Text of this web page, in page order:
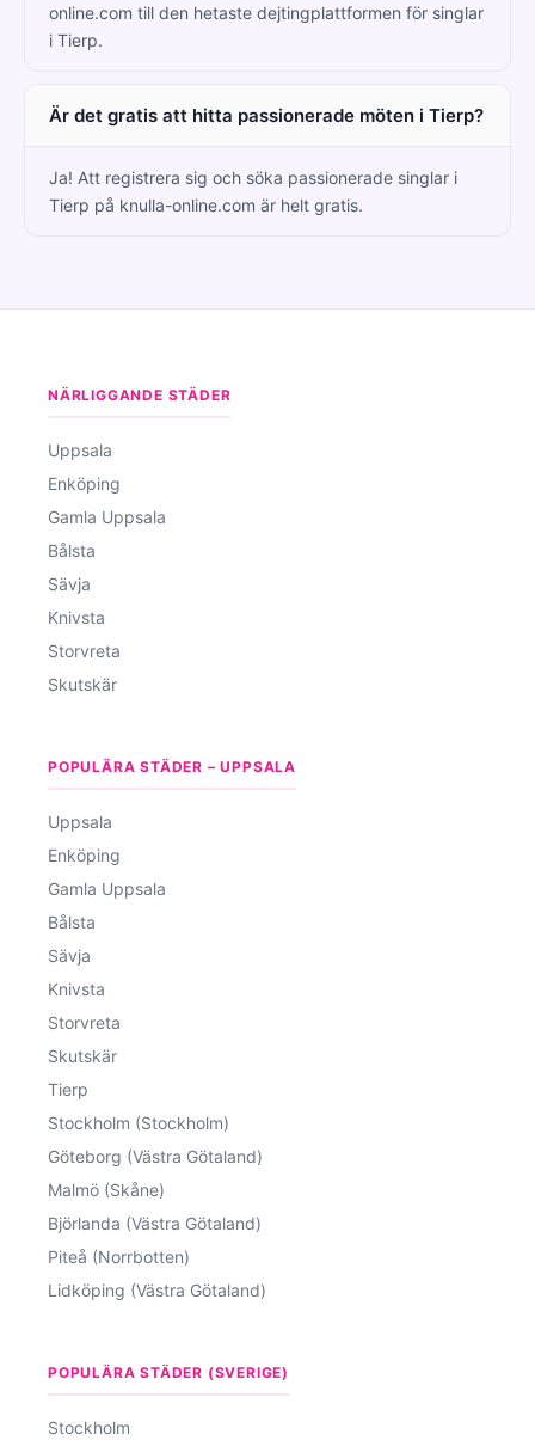
online.com till den hetaste dejtingplattformen för singlar
i Tierp.
Är det gratis att hitta passionerade möten i Tierp?
Ja! Att registrera sig och söka passionerade singlar i
Tierp på knulla-online.com är helt gratis.
NÄRLIGGANDE STÄDER
Uppsala
Enköping
Gamla Uppsala
Bålsta
Sävja
Knivsta
Storvreta
Skutskär
POPULÄRA STÄDER – UPPSALA
Uppsala
Enköping
Gamla Uppsala
Bålsta
Sävja
Knivsta
Storvreta
Skutskär
Tierp
Stockholm (Stockholm)
Göteborg (Västra Götaland)
Malmö (Skåne)
Björlanda (Västra Götaland)
Piteå (Norrbotten)
Lidköping (Västra Götaland)
POPULÄRA STÄDER (SVERIGE)
Stockholm